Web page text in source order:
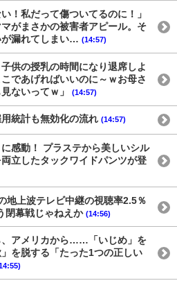
！私だって傷ついてるのに！」
がまさかの被害者アピール。そ
が漏れてしまい… (14:57)
供の授乳の時間になり退席しよ
であげればいいのに～ｗお母さ
ないってｗ」
(14:57)
統計も無効化の流れ (14:57)
感動！ プラステから美しいシル
立したタックワイドパンツが登
地上波テレビ中継の視聴率2.5％
閉幕戦じゃねえか (14:56)
、アメリカから……「いじめ」を
を脱する「たった1つの正しい